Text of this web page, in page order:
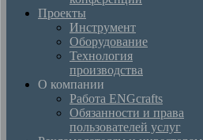
Проекты
Инструмент
Оборудование
Технология
производства
О компании
Работа ENGcrafts
Обязанности и права
пользователей услуг